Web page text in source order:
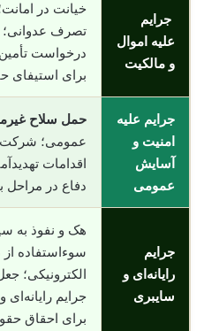
جرایم
علیه اموال
و مالکیت
خیانت در
تصرف عدوانی؛
درخواست
برای استیفای
جرایم علیه
امنیت و
آسایش
عمومی
حمل سلاح
عمومی؛ شرکت
اقدامات
دفاع در مراحل
جرایم
رایانه‌ای و
سایبری
هک و نفوذ به
سوء‌استفاده از
الکترونیکی؛
جرایم
برای احقاق